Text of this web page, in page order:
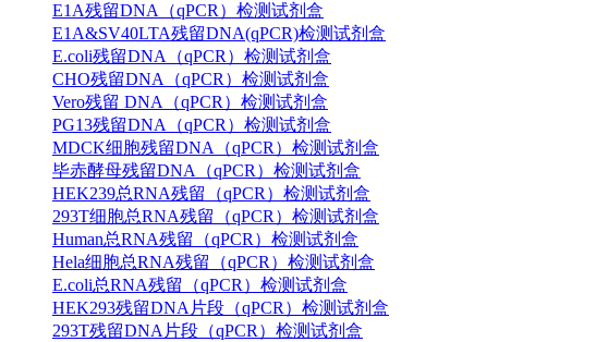
E1A残留DNA（qPCR）检测试剂盒
E1A&SV40LTA残留DNA(qPCR)检测试剂盒
E.coli残留DNA（qPCR）检测试剂盒
CHO残留DNA（qPCR）检测试剂盒
Vero残留 DNA（qPCR）检测试剂盒
PG13残留DNA（qPCR）检测试剂盒
MDCK细胞残留DNA（qPCR）检测试剂盒
毕赤酵母残留DNA（qPCR）检测试剂盒
HEK239总RNA残留（qPCR）检测试剂盒
293T细胞总RNA残留（qPCR）检测试剂盒
Human总RNA残留（qPCR）检测试剂盒
Hela细胞总RNA残留（qPCR）检测试剂盒
E.coli总RNA残留（qPCR）检测试剂盒
HEK293残留DNA片段（qPCR）检测试剂盒
293T残留DNA片段（qPCR）检测试剂盒